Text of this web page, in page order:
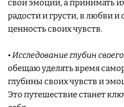
свои эмоции, а принимать
радости и грусти, в любви и
ценность своих чувств.
•Исследование глубин
обещаю уделять время
глубины своих чувств и
Это путешествие станет